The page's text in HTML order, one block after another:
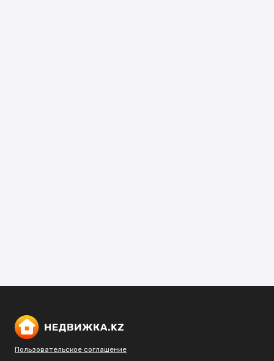
Пользовательское соглашение